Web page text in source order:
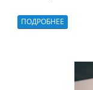
ПОДРОБНЕЕ